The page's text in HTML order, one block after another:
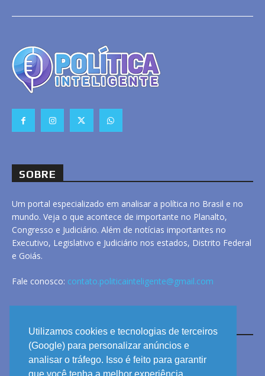
Utilizamos cookies e tecnologias de terceiros
(Google) para personalizar anúncios e
analisar o tráfego. Isso é feito para garantir
SOBRE
Um portal especializado em analisar a política no Brasil e no
mundo. Veja o que acontece de importante no Planalto,
Congresso e Judiciário. Além de notícias importantes no
Executivo, Legislativo e Judiciário nos estados, Distrito Federal
e Goiás.
Fale conosco: contato.politicainteligente@gmail.com
LINKS
ANUNCIE